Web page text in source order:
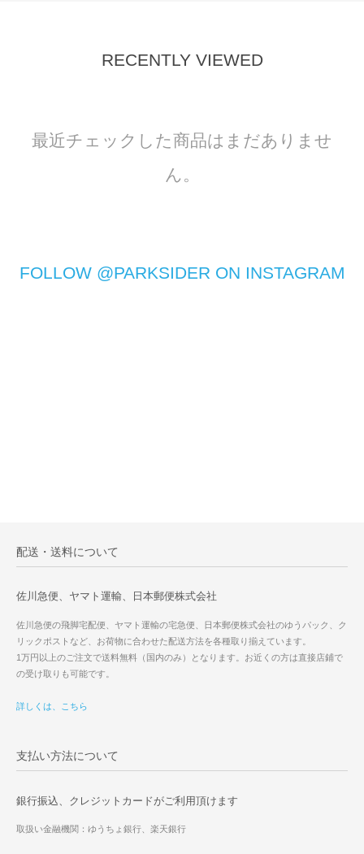
RECENTLY VIEWED
最近チェックした商品はまだありませ
ん。
FOLLOW @PARKSIDER ON INSTAGRAM
配送・送料について
佐川急便、ヤマト運輸、日本郵便株式会社
佐川急便の飛脚宅配便、ヤマト運輸の宅急便、日本郵便株式会社のゆうパック、ク
リックポストなど、お荷物に合わせた配送方法を各種取り揃えています。
1万円以上のご注文で送料無料（国内のみ）となります。お近くの方は直接店鋪で
の受け取りも可能です。
詳しくは、こちら
支払い方法について
銀行振込、クレジットカードがご利用頂けます
取扱い金融機関：ゆうちょ銀行、楽天銀行